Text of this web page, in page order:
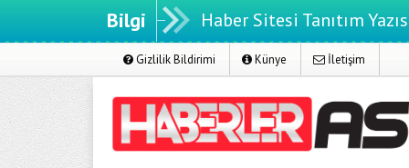
Bilgi Haber Sitesi Tanıtım
Gizlilik Bildirimi Künye İletişim